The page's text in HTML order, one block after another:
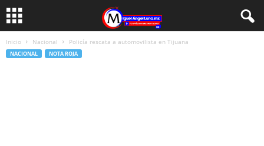
Inicio Nacional Policía rescata a automovilista en Tijuana
NACIONAL NOTA ROJA